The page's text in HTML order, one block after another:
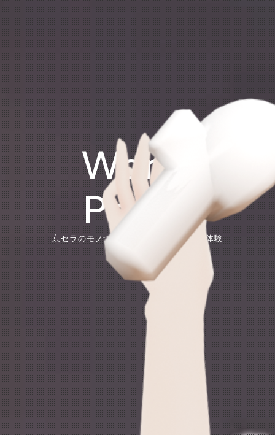
World
Portal
京セラのモノづくりをメタバースで直感体験